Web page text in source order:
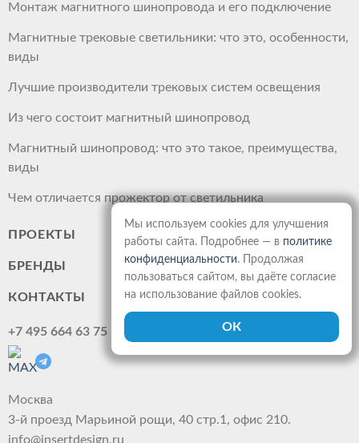
Монтаж магнитного шинопровода и его подключение
Магнитные трековые светильники: что это, особенности,
виды
Лучшие производители трековых систем освещения
Из чего состоит магнитный шинопровод
Магнитный шинопровод: что это такое, преимущества,
виды
Чем отличается прожектор от светильника
ПРОЕКТЫ
БРЕНДЫ
КОНТАКТЫ
+7 495 664 63 75
Москва
3-й проезд Марьиной рощи, 40 стр.1, офис 210.
info@insertdesign.ru
Мы используем cookies для улучшения
работы сайта. Подробнее — в политике
конфиденциальности. Продолжая
пользоваться сайтом, вы даёте согласие
на использование файлов cookies.